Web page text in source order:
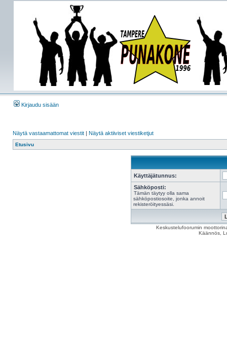
Kirjaudu sisään
Näytä vastaamattomat viestit | Näytä aktiiviset viestiketjut
Etusivu
Käyttäjätunnus:
Sähköposti:
Tämän täytyy olla sama
sähköpostiosoite, jonka annoit
rekisteröityessäsi.
Keskustelufoorumin
Käännös,